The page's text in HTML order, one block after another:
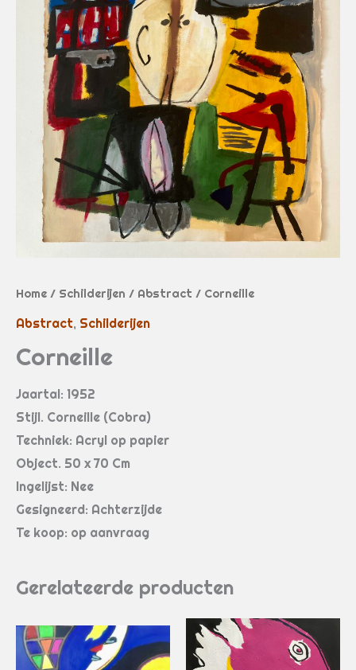
Home / Schilderijen / Abstract / Corneille
Abstract, Schilderijen
Corneille
Jaartal: 1952
Stijl. Corneille (Cobra)
Techniek: Acryl op papier
Object. 50 x 70 Cm
Ingelijst: Nee
Gesigneerd: Achterzijde
Te koop: op aanvraag
Gerelateerde producten